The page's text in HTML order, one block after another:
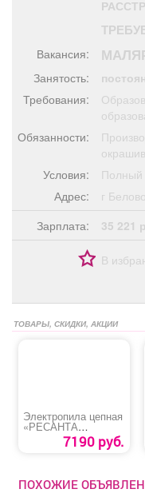
Товары
Я
Вакансия:
Занятость:
Требования:
Обязанности:
Условия:
Полный
Адрес:
г
Зарплата:
35 221
В
ТОВАРЫ, СКИДКИ, АКЦИИ
Электропила цепная
«РЕСАНТА
ЭП-1814П»7190 руб.
ПОХОЖИЕ